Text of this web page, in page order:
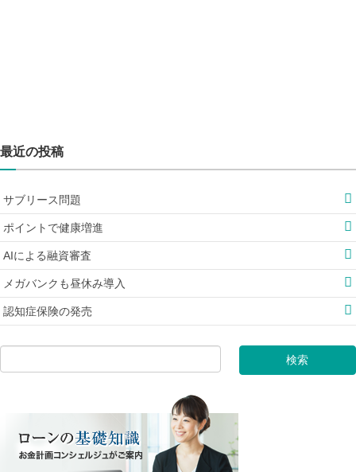
最近の投稿
サブリース問題
ポイントで健康増進
AIによる融資審査
メガバンクも昼休み導入
認知症保険の発売